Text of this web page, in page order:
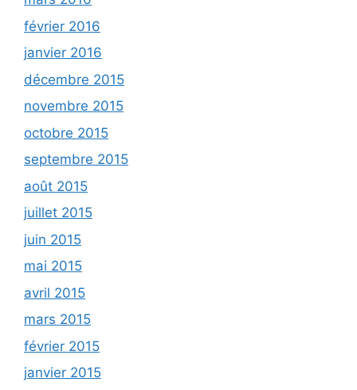
février 2016
janvier 2016
décembre 2015
novembre 2015
octobre 2015
septembre 2015
août 2015
juillet 2015
juin 2015
mai 2015
avril 2015
mars 2015
février 2015
janvier 2015